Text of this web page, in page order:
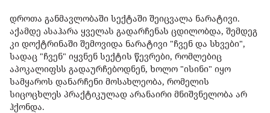
დროთა განმავლობაში სექტაში შეიცვალა ნარატივი.
აქამდე ასაჰარა ყველას გადარჩენას ცდილობდა, შემდეგ
კი დოქტრინაში შემოვიდა ნარატივი "ჩვენ და სხვები",
სადაც "ჩვენ" იყვნენ სექტის წევრები, რომლებიც
აპოკალიფსს გადაურჩებოდნენ, ხოლო "ისინი" იყო
სამყაროს დანარჩენი მოსახლეობა, რომელის
სიცოცხლეს პრაქტიკულად არანაირი მნიშვნელობა არ
ჰქონდა.